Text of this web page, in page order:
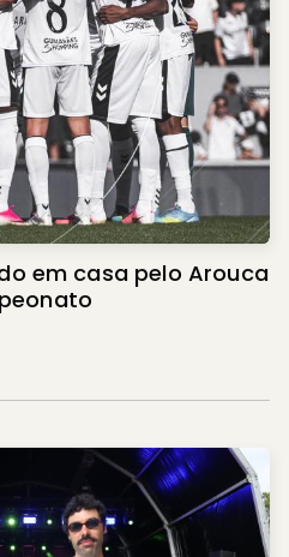
em casa pelo Arouca